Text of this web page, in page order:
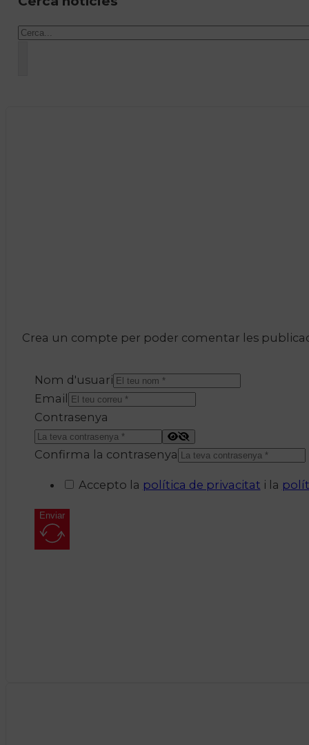
Cercar
Crea un compte per poder comentar les
Nom d'usuari
Email
Contrasenya
Confirma la contrasenya
Accepto la política de privacitat i la
Enviar